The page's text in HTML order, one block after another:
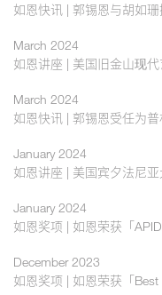
如恩快讯 | 郭锡恩与胡如
March 2024
如恩讲座 | 美国旧金山现
March 2024
如恩快讯 | 郭锡恩受任为
January 2024
如恩讲座 | 美国宾夕法尼
January 2024
如恩奖项 | 如恩荣获「
December 2023
如恩奖项 | 如恩荣获「